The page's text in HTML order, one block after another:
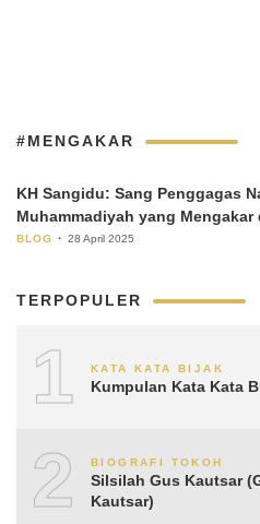
#MENGAKAR
KH Sangidu: Sang Penggagas
Muhammadiyah yang Mengakar
BLOG 28 April 2025
TERPOPULER
1 KATA KATA BIJAK
Kumpulan Kata Kata
2 BIOGRAFI TOKOH
Silsilah Gus Kautsar
Kautsar)